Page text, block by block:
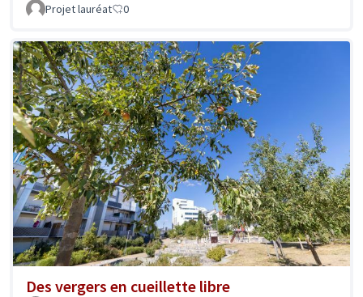
Projet lauréat 0
Des vergers en cueillette libre